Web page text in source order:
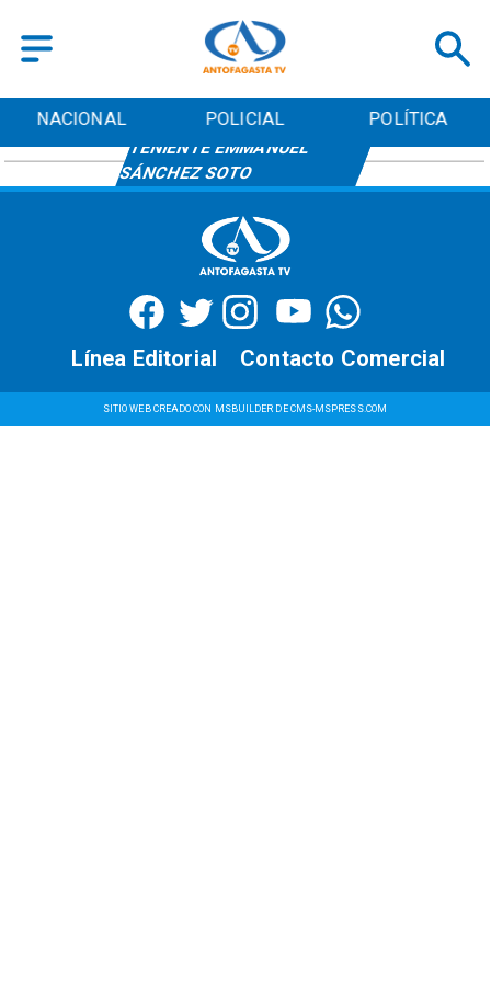
NACIONAL POLICIAL POLÍTICA
TENIENTE EMMANUEL
SÁNCHEZ SOTO
SITIO WEB CREADO CON MSBUILDER DE CMS-MSPRESS.COM
Contacto Comercial
Línea Editorial